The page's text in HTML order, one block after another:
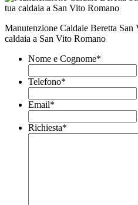
Manutenzione Caldaie Beretta
caldaia a San Vito Romano
Nome e Cognome*
Telefono*
Email*
Richiesta*